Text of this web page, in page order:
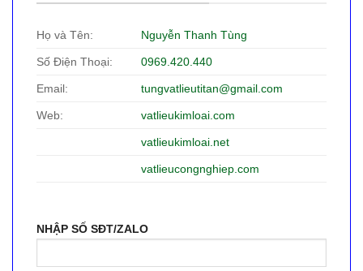
Họ và Tên: Nguyễn Thanh Tùng
Số Điện Thoại: 0969.420.440
Email: tungvatlieutitan@gmail.com
Web: vatlieukimloai.com
vatlieukimloai.net
vatlieucongnghiep.com
NHẬP SỐ SĐT/ZALO